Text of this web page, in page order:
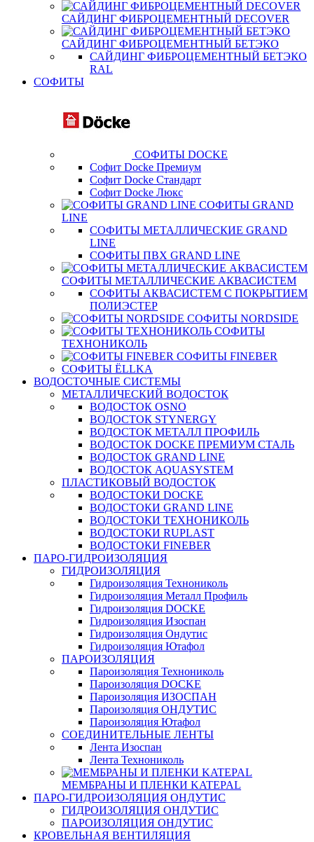
САЙДИНГ ФИБРОЦЕМЕНТНЫЙ DECOVER
САЙДИНГ ФИБРОЦЕМЕНТНЫЙ БЕТЭКО
САЙДИНГ ФИБРОЦЕМЕНТНЫЙ БЕТЭКО
RAL
СОФИТЫ
СОФИТЫ DOCKE
Софит Docke Премиум
Софит Docke Стандарт
Софит Docke Люкс
СОФИТЫ GRAND
LINE
СОФИТЫ МЕТАЛЛИЧЕСКИЕ GRAND
LINE
СОФИТЫ ПВХ GRAND LINE
СОФИТЫ МЕТАЛЛИЧЕСКИЕ АКВАСИСТЕМ
СОФИТЫ АКВАСИСТЕМ С ПОКРЫТИЕМ
ПОЛИЭСТЕР
СОФИТЫ NORDSIDE
СОФИТЫ
ТЕХНОНИКОЛЬ
СОФИТЫ FINEBER
СОФИТЫ ЁLLKA
ВОДОСТОЧНЫЕ СИСТЕМЫ
МЕТАЛЛИЧЕСКИЙ ВОДОСТОК
ВОДОСТОК OSNO
ВОДОСТОК STYNERGY
ВОДОСТОК МЕТАЛЛ ПРОФИЛЬ
ВОДОСТОК DOCKE ПРЕМИУМ СТАЛЬ
ВОДОСТОК GRAND LINE
ВОДОСТОК AQUASYSTEM
ПЛАСТИКОВЫЙ ВОДОСТОК
ВОДОСТОКИ DOCKE
ВОДОСТОКИ GRAND LINE
ВОДОСТОКИ ТЕХНОНИКОЛЬ
ВОДОСТОКИ RUPLAST
ВОДОСТОКИ FINEBER
ПАРО-ГИДРОИЗОЛЯЦИЯ
ГИДРОИЗОЛЯЦИЯ
Гидроизоляция Технониколь
Гидроизоляция Металл Профиль
Гидроизоляция DOCKE
Гидроизоляция Изоспан
Гидроизоляция Ондутис
Гидроизоляция Ютафол
ПАРОИЗОЛЯЦИЯ
Пароизоляция Технониколь
Пароизоляция DOCKE
Пароизоляция ИЗОСПАН
Пароизоляция ОНДУТИС
Пароизоляция Ютафол
СОЕДИНИТЕЛЬНЫЕ ЛЕНТЫ
Лента Изоспан
Лента Технониколь
МЕМБРАНЫ И ПЛЕНКИ KATEPAL
ПАРО-ГИДРОИЗОЛЯЦИЯ ОНДУТИС
ГИДРОИЗОЛЯЦИЯ ОНДУТИС
ПАРОИЗОЛЯЦИЯ ОНДУТИС
КРОВЕЛЬНАЯ ВЕНТИЛЯЦИЯ